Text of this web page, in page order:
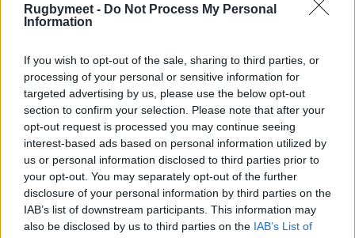
Rugbymeet - Do Not Process My Personal
Information
If you wish to opt-out of the sale, sharing to third parties, or
processing of your personal or sensitive information for
targeted advertising by us, please use the below opt-out
section to confirm your selection. Please note that after your
opt-out request is processed you may continue seeing
interest-based ads based on personal information utilized by
us or personal information disclosed to third parties prior to
your opt-out. You may separately opt-out of the further
disclosure of your personal information by third parties on the
IAB’s list of downstream participants. This information may
also be disclosed by us to third parties on the IAB’s List of
Pisani, 19 Enrico Pontarini, 20 Fabio Ruardo, 21
Lorenzo Elettri
Arbitro: Eoghan Cross (Irlanda)